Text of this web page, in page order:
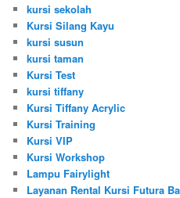
kursi sekolah
Kursi Silang Kayu
kursi susun
kursi taman
Kursi Test
kursi tiffany
Kursi Tiffany Acrylic
Kursi Training
Kursi VIP
Kursi Workshop
Lampu Fairylight
Layanan Rental Kursi Futura